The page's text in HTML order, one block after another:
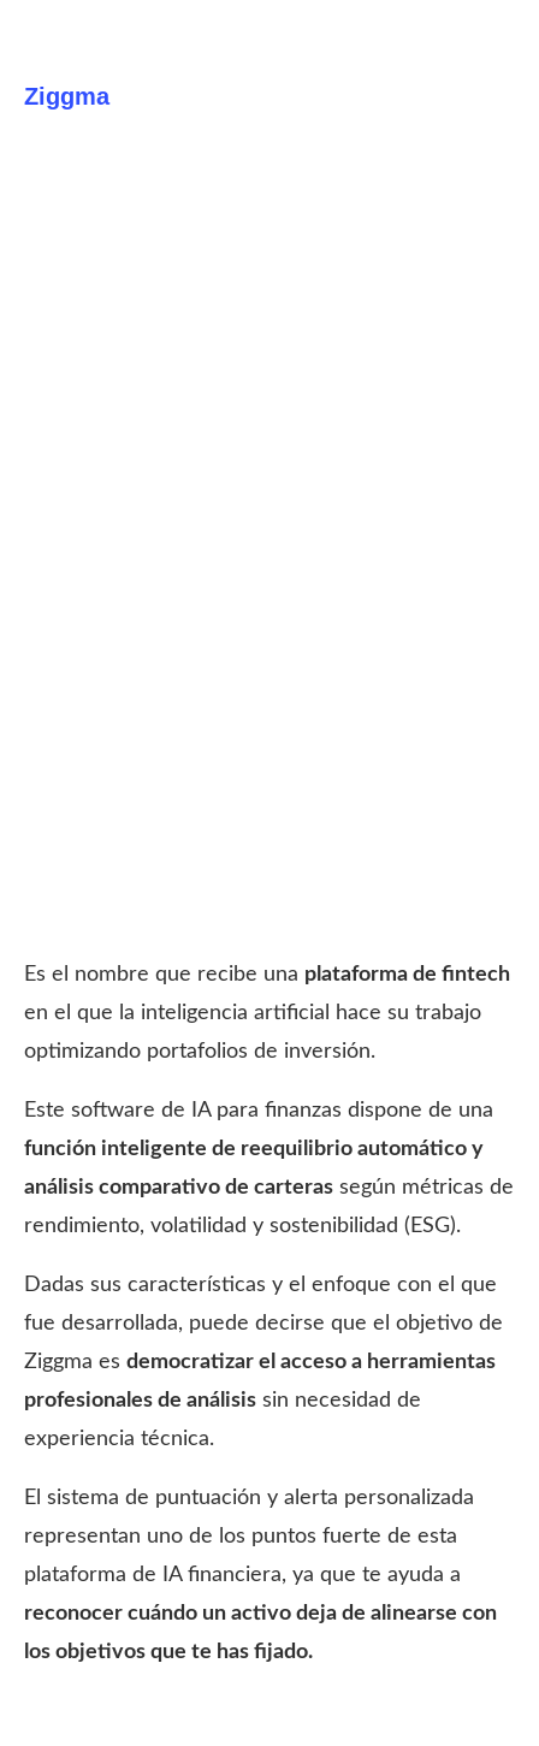
Ziggma
Es el nombre que recibe una plataforma de fintech
en el que la inteligencia artificial hace su trabajo
optimizando portafolios de inversión.
Este software de IA para finanzas dispone de una
función inteligente de reequilibrio automático y
análisis comparativo de carteras según métricas de
rendimiento, volatilidad y sostenibilidad (ESG).
Dadas sus características y el enfoque con el que
fue desarrollada, puede decirse que el objetivo de
Ziggma es democratizar el acceso a herramientas
profesionales de análisis sin necesidad de
experiencia técnica.
El sistema de puntuación y alerta personalizada
representan uno de los puntos fuerte de esta
plataforma de IA financiera, ya que te ayuda a
reconocer cuándo un activo deja de alinearse con
los objetivos que te has fijado.